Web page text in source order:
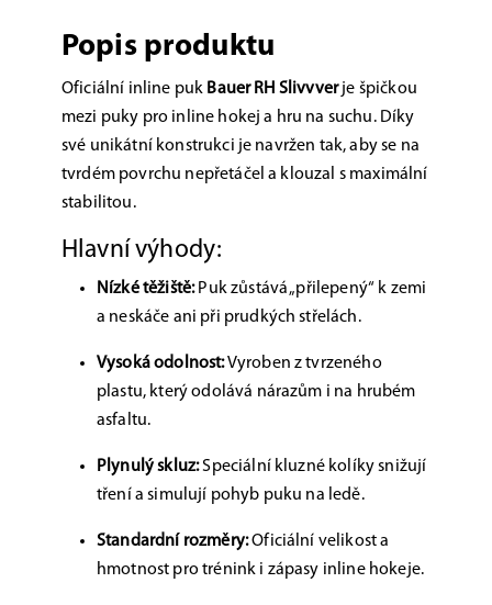
Popis produktu
Oficiální inline puk Bauer RH Slivvverje špičkou
mezi puky pro inline hokej a hru na suchu. Díky
své unikátní konstrukci je navržen tak, aby se na
tvrdém povrchu nepřetáčel a klouzal s maximální
stabilitou.
Hlavní výhody:
Nízké těžiště:Puk zůstává „přilepený“ k zemi
a neskáče ani při prudkých střelách.
Vysoká odolnost:Vyroben z tvrzeného
plastu, který odolává nárazům i na hrubém
asfaltu.
Plynulý skluz:Speciální kluzné kolíky snižují
tření a simulují pohyb puku na ledě.
Standardní rozměry:Oficiální velikost a
hmotnost pro trénink i zápasy inline hokeje.